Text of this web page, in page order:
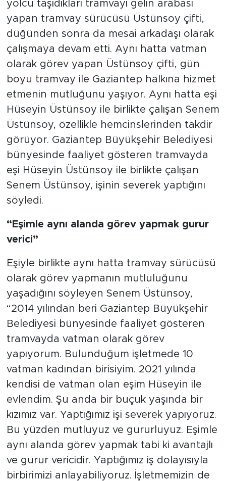
yolcu taşıdıkları tramvayı gelin arabası
yapan tramvay sürücüsü Üstünsoy çifti,
düğünden sonra da mesai arkadaşı olarak
çalışmaya devam etti. Aynı hatta vatman
olarak görev yapan Üstünsoy çifti, gün
boyu tramvay ile Gaziantep halkına hizmet
etmenin mutluğunu yaşıyor. Aynı hatta eşi
Hüseyin Üstünsoy ile birlikte çalışan Senem
Üstünsoy, özellikle hemcinslerinden takdir
görüyor. Gaziantep Büyükşehir Belediyesi
bünyesinde faaliyet gösteren tramvayda
eşi Hüseyin Üstünsoy ile birlikte çalışan
Senem Üstünsoy, işinin severek yaptığını
söyledi.
“Eşimle aynı alanda görev yapmak gurur
verici”
Eşiyle birlikte aynı hatta tramvay sürücüsü
olarak görev yapmanın mutluluğunu
yaşadığını söyleyen Senem Üstünsoy,
“2014 yılından beri Gaziantep Büyükşehir
Belediyesi bünyesinde faaliyet gösteren
tramvayda vatman olarak görev
yapıyorum. Bulunduğum işletmede 10
vatman kadından birisiyim. 2021 yılında
kendisi de vatman olan eşim Hüseyin ile
evlendim. Şu anda bir buçuk yaşında bir
kızımız var. Yaptığımız işi severek yapıyoruz.
Bu yüzden mutluyuz ve gururluyuz. Eşimle
aynı alanda görev yapmak tabi ki avantajlı
ve gurur vericidir. Yaptığımız iş dolayısıyla
birbirimizi anlayabiliyoruz. İşletmemizin de